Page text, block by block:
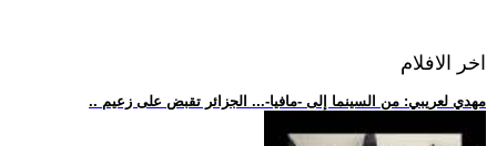
اخر الافلام
.. مهدي لعريبي: من السينما إلى -مافيا-... الجزائر تقبض على زعيم